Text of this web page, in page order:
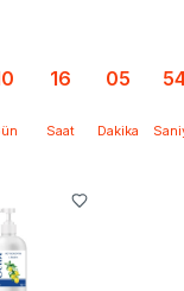
16
Saat
05
Dakika